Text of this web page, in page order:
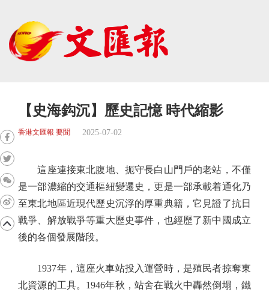
【史海鈎沉】歷史記憶 時代縮影
香港文匯報 要聞 2025-07-02
這座連接東北腹地、扼守長白山門戶的老站，不僅
是一部濃縮的交通樞紐變遷史，更是一部承載着通化乃
至東北地區近現代歷史沉浮的厚重典籍，它見證了抗日
戰爭、解放戰爭等重大歷史事件，也經歷了新中國成立
後的各個發展階段。
1937年，這座火車站投入運營時，是殖民者掠奪東
北資源的工具。1946年秋，站舍在戰火中轟然倒塌，鐵